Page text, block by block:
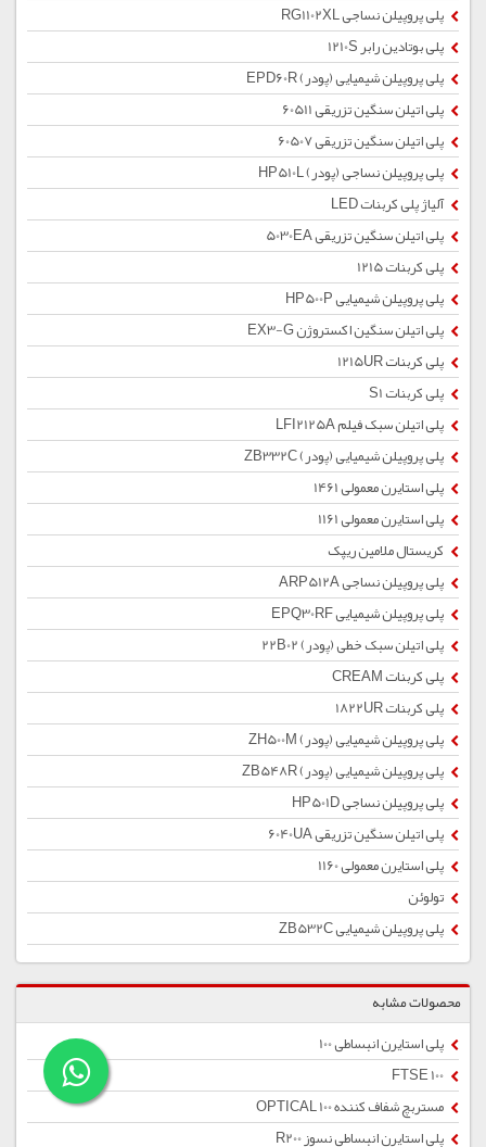
پلی پروپیلن نساجی RG1102XL
پلی بوتادین رابر 1210S
پلی پروپیلن شیمیایی (پودر) EPD60R
پلی اتیلن سنگین تزریقی 60511
پلی اتیلن سنگین تزریقی 60507
پلی پروپیلن نساجی (پودر) HP510L
آلیاژ پلی کربنات LED
پلی اتیلن سنگین تزریقی 5030EA
پلی کربنات 1215
پلی پروپیلن شیمیایی HP500P
پلی اتیلن سنگین اکستروژن EX3-G
پلی کربنات 1215UR
پلی کربنات S1
پلی اتیلن سبک فیلم LFI2125A
پلی پروپیلن شیمیایی (پودر) ZB332C
پلی استایرن معمولی 1461
پلی استایرن معمولی 1161
کریستال ملامین ریپک
پلی پروپیلن نساجی ARP512A
پلی پروپیلن شیمیایی EPQ30RF
پلی اتیلن سبک خطی (پودر) 22B02
پلی کربنات CREAM
پلی کربنات 1822UR
پلی پروپیلن شیمیایی (پودر) ZH500M
پلی پروپیلن شیمیایی (پودر) ZB548R
پلی پروپیلن نساجی HP501D
پلی اتیلن سنگین تزریقی 6040UA
پلی استایرن معمولی 1160
تولوئن
پلی پروپیلن شیمیایی ZB532C
محصولات مشابه
پلی استایرن انبساطی 100
مستربچ شفاف کننده OPTICAL 100
پلی استایرن انبساطی نسوز R200